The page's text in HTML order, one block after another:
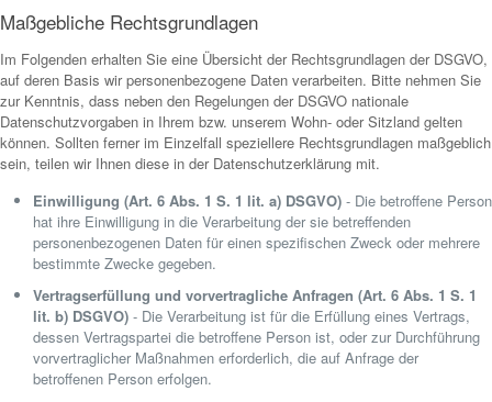
Maßgebliche Rechtsgrundlagen
Im Folgenden erhalten Sie eine Übersicht der Rechtsgrundlagen der DSGVO,
auf deren Basis wir personenbezogene Daten verarbeiten. Bitte nehmen Sie
zur Kenntnis, dass neben den Regelungen der DSGVO nationale
Datenschutzvorgaben in Ihrem bzw. unserem Wohn- oder Sitzland gelten
können. Sollten ferner im Einzelfall speziellere Rechtsgrundlagen maßgeblich
sein, teilen wir Ihnen diese in der Datenschutzerklärung mit.
Einwilligung (Art. 6 Abs. 1 S. 1 lit. a) DSGVO) - Die betroffene Person
hat ihre Einwilligung in die Verarbeitung der sie betreffenden
personenbezogenen Daten für einen spezifischen Zweck oder mehrere
bestimmte Zwecke gegeben.
Vertragserfüllung und vorvertragliche Anfragen (Art. 6 Abs. 1 S. 1
lit. b) DSGVO) - Die Verarbeitung ist für die Erfüllung eines Vertrags,
dessen Vertragspartei die betroffene Person ist, oder zur Durchführung
vorvertraglicher Maßnahmen erforderlich, die auf Anfrage der
betroffenen Person erfolgen.